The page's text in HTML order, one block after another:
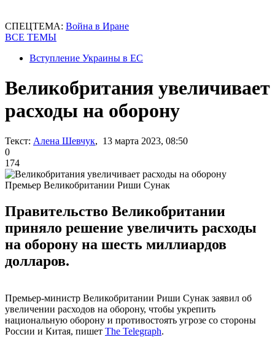
СПЕЦТЕМА: Война в Иране
ВСЕ ТЕМЫ
Вступление Украины в ЕС
Великобритания увеличивает
расходы на оборону
Текст: Алена Шевчук, 13 марта 2023, 08:50
0
174
Премьер Великобритании Риши Сунак
Правительство Великобритании
приняло решение увеличить расходы
на оборону на шесть миллиардов
долларов.
Премьер-министр Великобритании Риши Сунак заявил об
увеличении расходов на оборону, чтобы укрепить
национальную оборону и противостоять угрозе со стороны
России и Китая, пишет The Telegraph.